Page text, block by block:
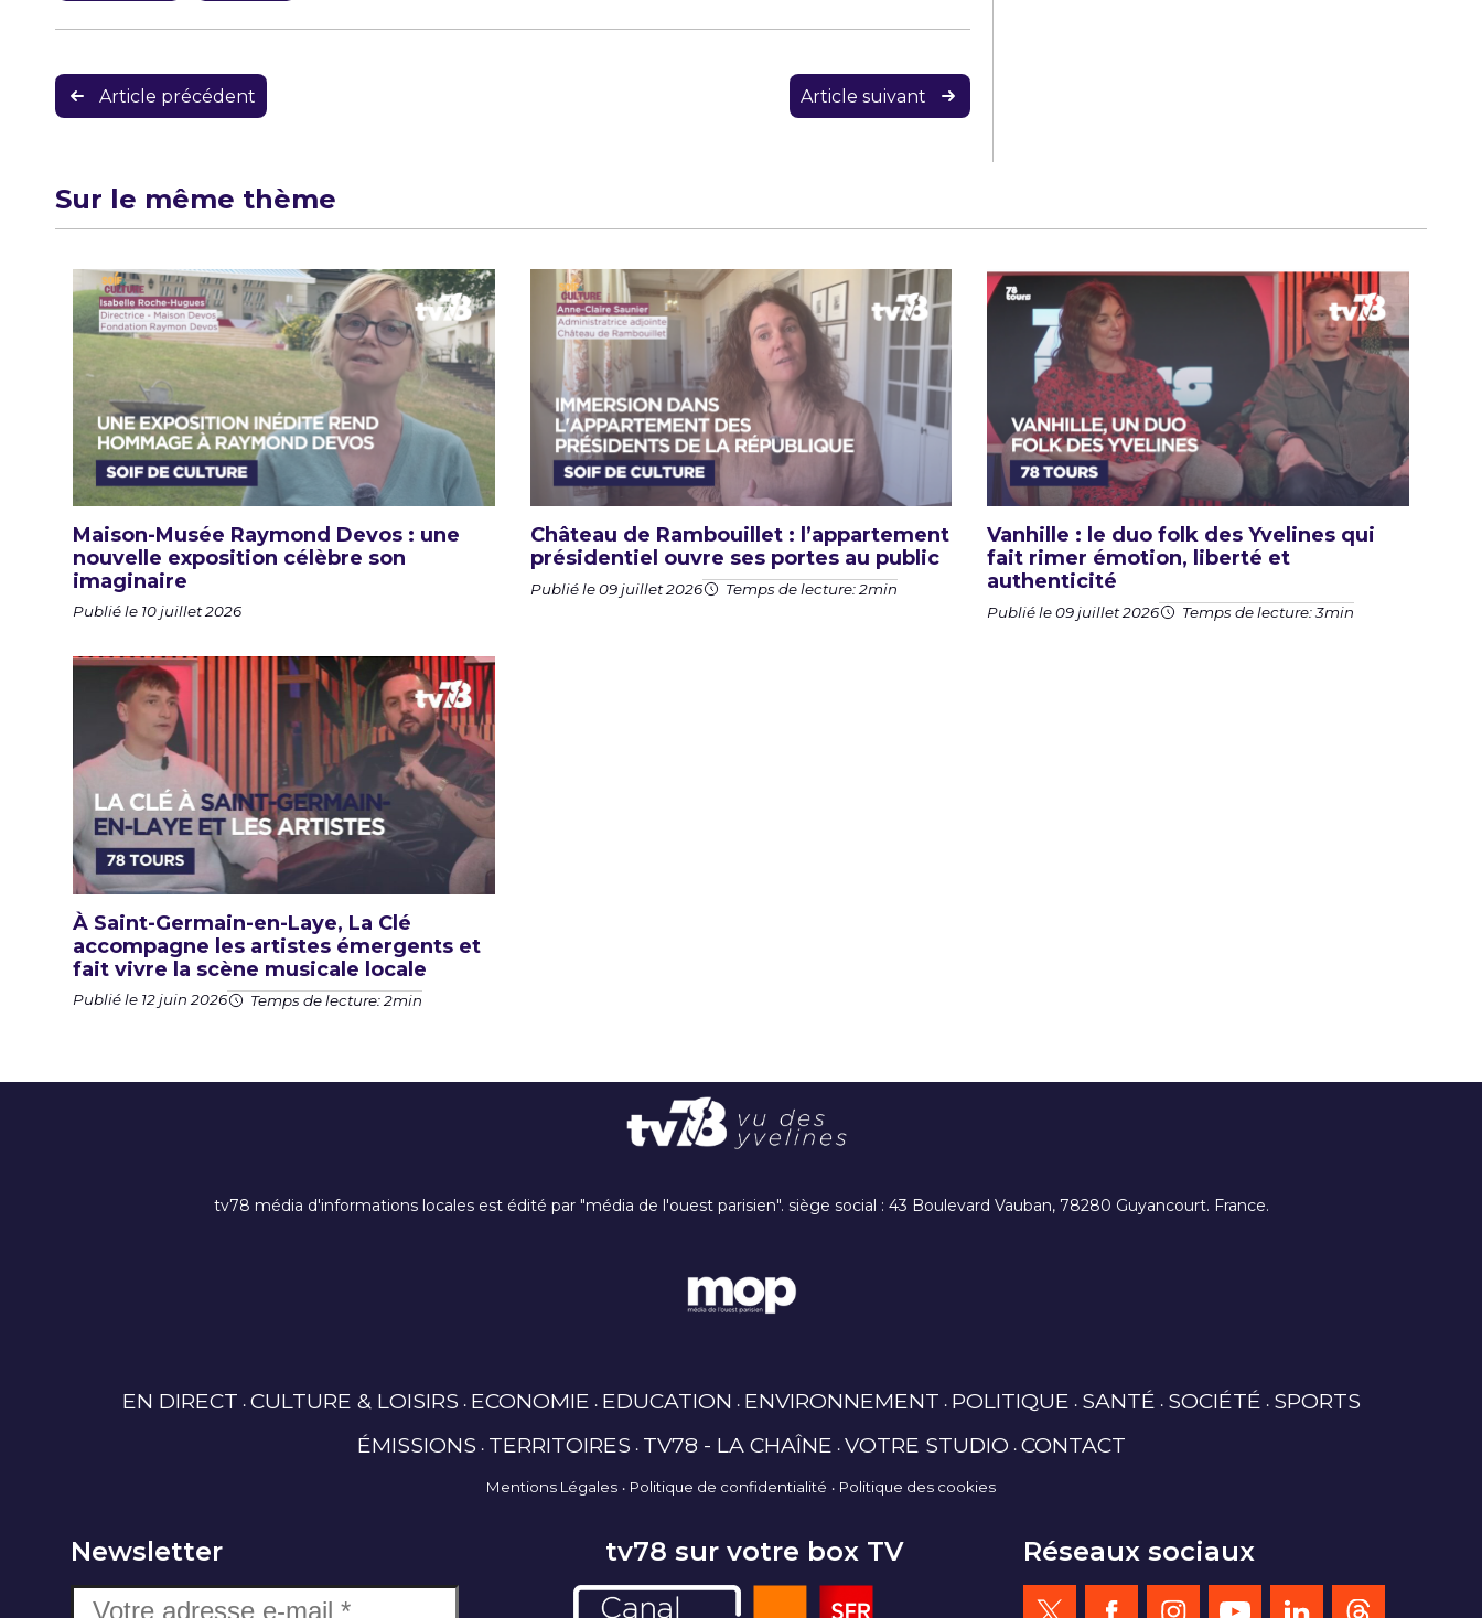
Navigation
de
Article précédent Article suivant
Sur le même thème
Maison-Musée Raymond Devos : une
nouvelle exposition célèbre son
imaginaire
Publié le 10 juillet 2026
Château de Rambouillet : l’appartement
présidentiel ouvre ses portes au public
Publié le 09 juillet 2026 Temps de lecture: 2min
Vanhille : le duo folk des Yvelines qui
fait rimer émotion, liberté et
authenticité
Publié le 09 juillet 2026 Temps de lecture: 3min
À Saint-Germain-en-Laye, La Clé
accompagne les artistes émergents et
fait vivre la scène musicale locale
Publié le 12 juin 2026 Temps de lecture: 2min
tv78 média d'informations locales est édité par "média de l'ouest parisien". siège social : 43 Boulevard Vauban, 78280 Guyancourt. France.
EN DIRECT CULTURE & LOISIRS ECONOMIE EDUCATION ENVIRONNEMENT POLITIQUE SANTÉ SOCIÉTÉ SPORTS
ÉMISSIONS TERRITOIRES TV78 - LA CHAÎNE VOTRE STUDIO CONTACT
Mentions Légales Politique de confidentialité Politique des cookies
Newsletter tv78 sur votre box TV Réseaux sociaux